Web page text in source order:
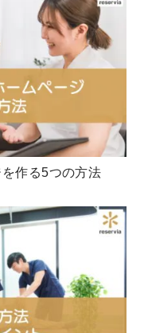
作る5つの方法